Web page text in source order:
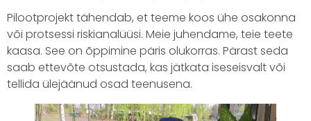
Pilootprojekt tähendab, et teeme koos ühe osakonna
või protsessi riskianalüüsi. Meie juhendame, teie teete
kaasa. See on õppimine päris olukorras. Pärast seda
saab ettevõte otsustada, kas jätkata iseseisvalt või
tellida ülejäänud osad teenusena.